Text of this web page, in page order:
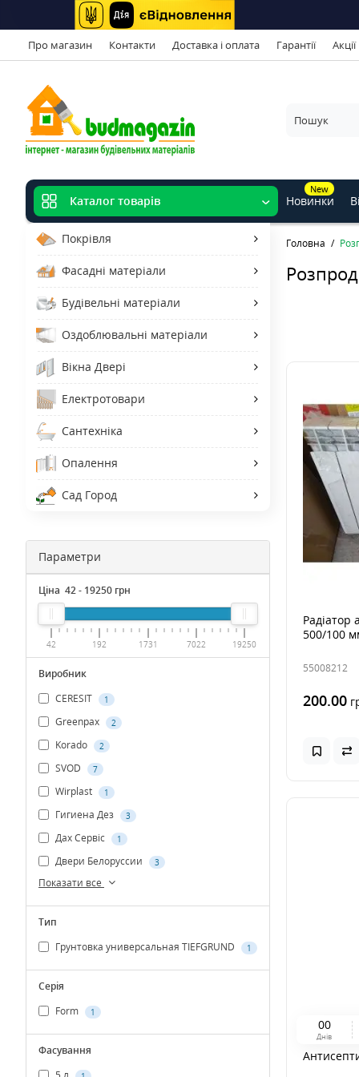
Про магазин Контакти Доставка і оплата Гарантії Акції
Головна
Радіатор
500/100
55008212
200.00
00
Днів
Параметри
Ціна 42- 19250 грн
42 192 1731 7022 19250
Виробник
CERESIT
1
Greenpax 2
Korado 2
SVOD 7
Wirplast 1
Гигиена Дез 3
Дах Сервiс 1
Двери Белоруссии 3
Показати все
Тип
Грунтовка универсальная TIEFGRUND
1
Серія
Form
1
Фасування
Каталог товарів
Покрівля
Фасадні матеріали
Будівельні матеріали
Оздоблювальні матеріали
Вікна Двері
Електротовари
Сантехніка
Опалення
Сад Город
New
Новинки